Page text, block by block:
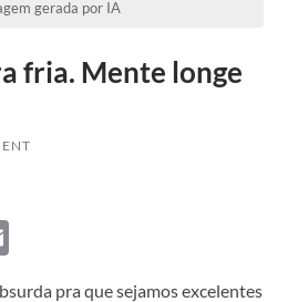
gerada por IA
fria. Mente longe
pra que sejamos excelentes